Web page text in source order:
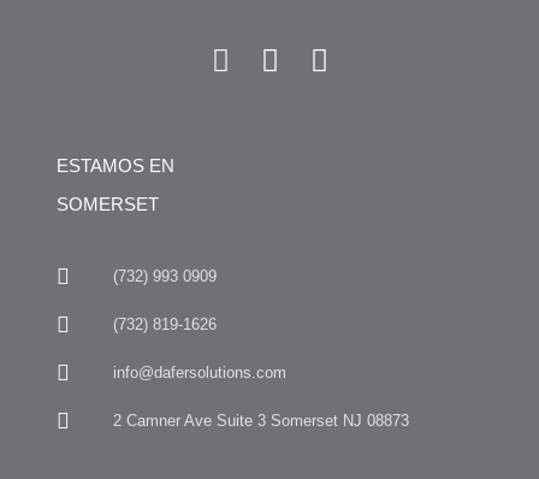
ESTAMOS EN
SOMERSET
(732) 993 0909
(732) 819-1626
info@dafersolutions.com
2 Camner Ave Suite 3 Somerset NJ 08873